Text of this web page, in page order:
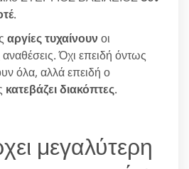
.
αργίες τυχαίνουνοι
Όχι επειδή όντως
όλα, αλλά επειδή ο
κατεβάζει διακόπτες.
μεγαλύτερη